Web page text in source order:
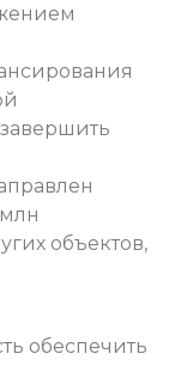
объектов,
обеспечить